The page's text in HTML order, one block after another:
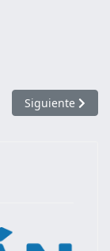
en
Artículo
Siguiente